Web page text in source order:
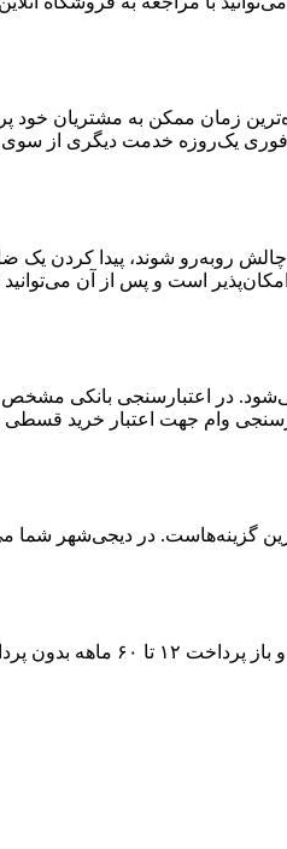
زمان ممکن به مشتریان
فوری یک‌روزه خدمت دیگری از
روبه‌رو شوند، پیدا کردن
است و پس از آن می‌توانید
در اعتبارسنجی بانکی مشخص
وام جهت اعتبار خرید قسطی
گزینه‌هاست. در دیجی‌شهر شما
باز پرداخت ۱۲ تا ۶۰ ماهه بدون